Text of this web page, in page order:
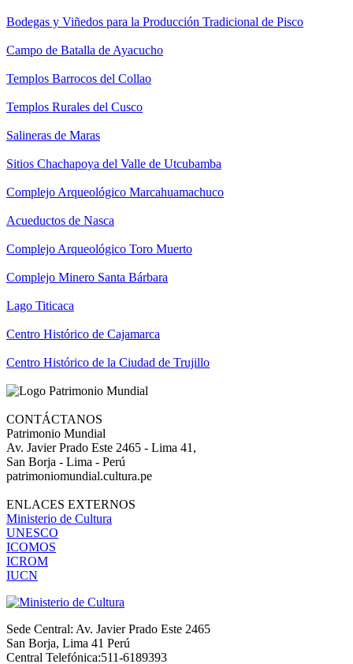
Bodegas y Viñedos para la Producción Tradicional de Pisco
Campo de Batalla de Ayacucho
Templos Barrocos del Collao
Templos Rurales del Cusco
Salineras de Maras
Sitios Chachapoya del Valle de Utcubamba
Complejo Arqueológico Marcahuamachuco
Acueductos de Nasca
Complejo Arqueológico Toro Muerto
Complejo Minero Santa Bárbara
Lago Titicaca
Centro Histórico de Cajamarca
Centro Histórico de la Ciudad de Trujillo
CONTÁCTANOS
Patrimonio Mundial
Av. Javier Prado Este 2465 - Lima 41,
San Borja - Lima - Perú
patrimoniomundial.cultura.pe
ENLACES EXTERNOS
Ministerio de Cultura
UNESCO
ICOMOS
ICROM
IUCN
Sede Central: Av. Javier Prado Este 2465
San Borja, Lima 41 Perú
Central Telefónica:511-6189393